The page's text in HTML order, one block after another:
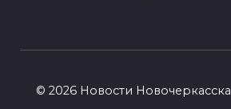
© 2026 Новости Новочеркасска